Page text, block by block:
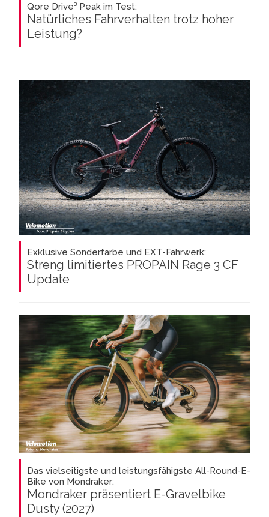
Qore Drive³ Peak im Test:
Natürliches Fahrverhalten trotz hoher
Leistung?
Exklusive Sonderfarbe und EXT-Fahrwerk:
Streng limitiertes PROPAIN Rage 3 CF
Update
Das vielseitigste und leistungsfähigste All-Round-E-
Bike von Mondraker:
Mondraker präsentiert E-Gravelbike
Dusty (2027)